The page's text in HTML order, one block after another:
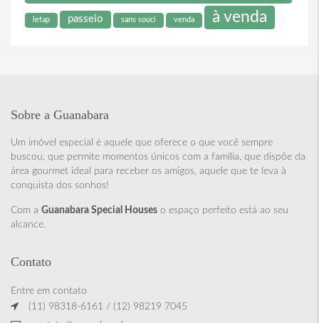
letap passeio sans souci venda à venda
Sobre a Guanabara
Um imóvel especial é aquele que oferece o que você sempre
buscou, que permite momentos únicos com a família, que dispõe da
área gourmet ideal para receber os amigos, aquele que te leva à
conquista dos sonhos!
Com a Guanabara Special Houses o espaço perfeito está ao seu
alcance.
Contato
Entre em contato
(11) 98318-6161 / (12) 98219 7045